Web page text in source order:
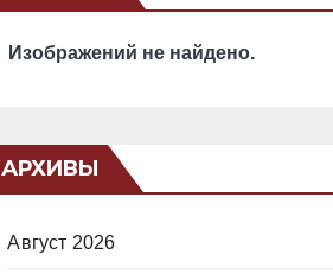
Изображений не найдено.
АРХИВЫ
Август 2026